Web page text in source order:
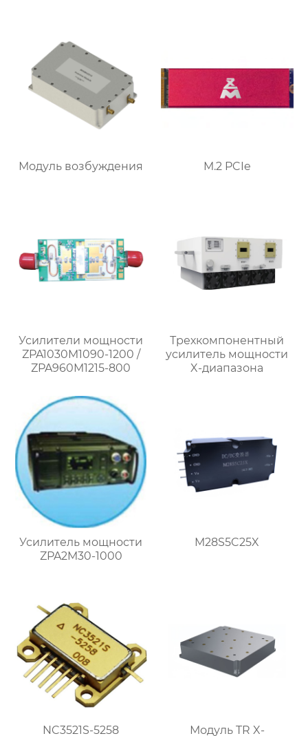
Модуль возбуждения M.2 PCIe
Усилители мощности
ZPA1030M1090-1200 /
ZPA960M1215-800
Трехкомпонентный
усилитель мощности
X-диапазона
Усилитель мощности
ZPA2M30-1000
M28S5C25X
NC3521S-5258
Модуль TR X-